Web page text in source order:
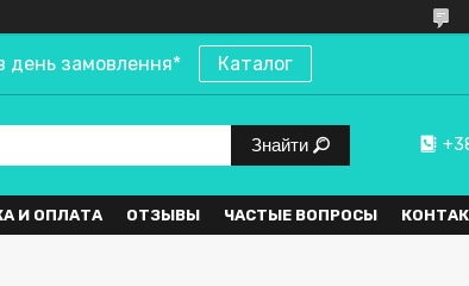
день замовлення* Каталог
Знайти
И ОПЛАТА ОТЗЫВЫ ЧАСТЫЕ ВОПРОСЫ